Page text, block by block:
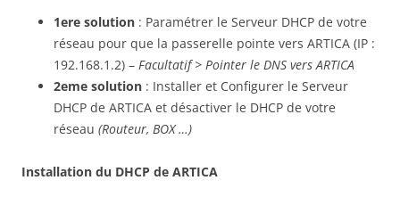
1ere solution : Paramétrer le Serveur DHCP de votre
réseau pour que la passerelle pointe vers ARTICA (IP :
192.168.1.2) – Facultatif > Pointer le DNS vers ARTICA
2eme solution : Installer et Configurer le Serveur
DHCP de ARTICA et désactiver le DHCP de votre
réseau (Routeur, BOX …)
Installation du DHCP de ARTICA